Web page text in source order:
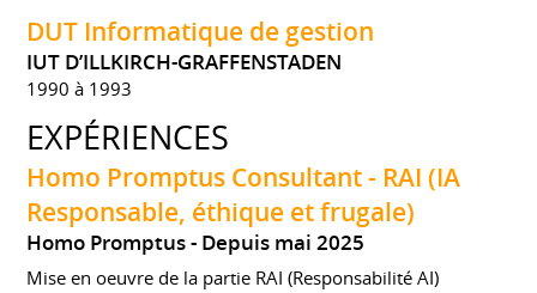
DUT Informatique de gestion
IUT D’ILLKIRCH-GRAFFENSTADEN
1990 à 1993
EXPÉRIENCES
Homo Promptus Consultant - RAI (IA
Responsable, éthique et frugale)
Homo Promptus Depuis mai 2025
Mise en oeuvre de la partie RAI (Responsabilité AI)